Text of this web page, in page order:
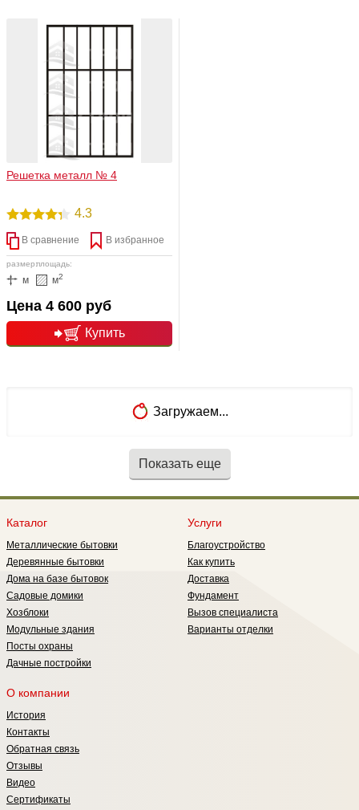
Решетка металл № 4
4.3
В сравнение В избранное
размер:
м
площадь:
м2
Купить
Цена 4 600 руб
подробнее
Загружаем...
Показать еще
Каталог
Металлические бытовки
Деревянные бытовки
Дома на базе бытовок
Садовые домики
Хозблоки
Модульные здания
Посты охраны
Дачные постройки
Услуги
Благоустройство
Как купить
Доставка
Фундамент
Вызов специалиста
Варианты отделки
О компании
История
Контакты
Обратная связь
Отзывы
Видео
Сертификаты